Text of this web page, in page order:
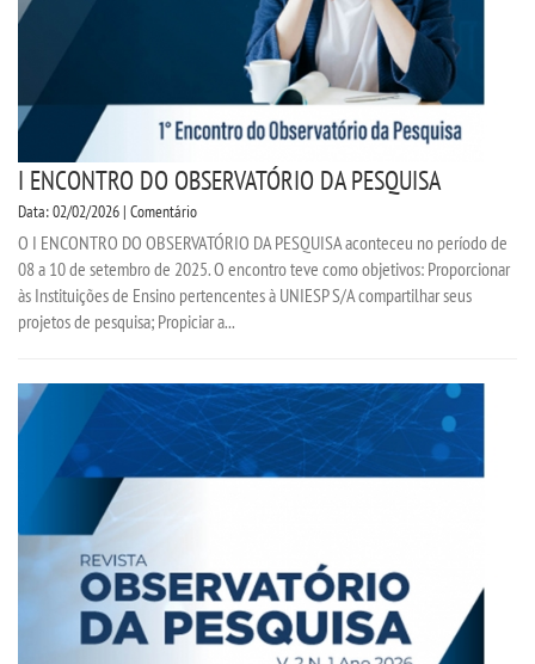
I ENCONTRO DO OBSERVATÓRIO DA PESQUISA
Data: 02/02/2026 | Comentário
O I ENCONTRO DO OBSERVATÓRIO DA PESQUISA aconteceu no período de
08 a 10 de setembro de 2025. O encontro teve como objetivos: Proporcionar
às Instituições de Ensino pertencentes à UNIESP S/A compartilhar seus
projetos de pesquisa; Propiciar a...